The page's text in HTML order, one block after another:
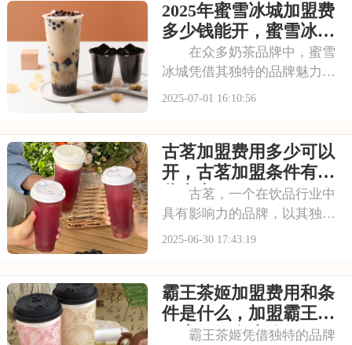
优质茶叶和新鲜食材，搭配独
特的配方，呈现出浓郁的茶香
和丰富的口感。让我
2025年蜜雪冰城加盟费
多少钱能开，蜜雪冰城
加盟条件有哪些需要了
解
在众多奶茶品牌中，蜜雪
冰城凭借其独特的品牌魅力脱
颖而出。它赢得了广大消费者
自己的店铺注入活力。品牌效
应不仅能吸引更多的顾客，还
能提升店铺的知名度
2025-07-01 16:10:56
古茗加盟费用多少可以
开，古茗加盟条件有哪
些内容
古茗，一个在饮品行业中
具有影响力的品牌，以其独特
的品牌理念和卓越的产品品
式，其产品系列丰富多样，既
有传统的奶茶系列，又有创新
的水果茶、气泡水等系列
2025-06-30 17:43:19
霸王茶姬加盟费用和条
件是什么，加盟霸王茶
姬店一般多少钱
霸王茶姬凭借独特的品牌